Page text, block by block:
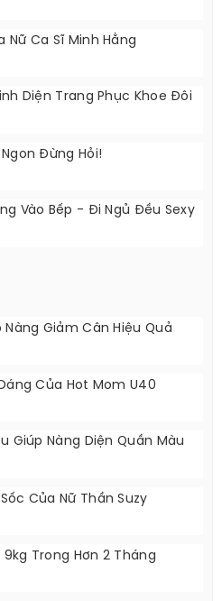
Nữ Ca Sĩ Minh Hằng
Diện Trang Phục Khoe Đôi
Đừng Hỏi!
Vào Bếp - Đi Ngủ Đều Sexy
Nàng Giảm Cân Hiệu Quả
Của Hot Mom U40
Giúp Nàng Diện Quần Màu
Của Nữ Thần Suzy
Trong Hơn 2 Tháng